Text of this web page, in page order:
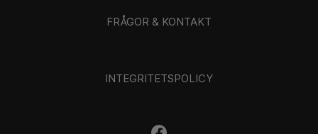
FRÅGOR & KONTAKT
INTEGRITETSPOLICY